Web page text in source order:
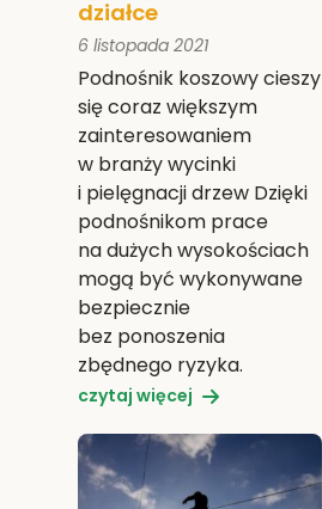
działce
6 listopada 2021
Podnośnik koszowy cieszy
się coraz większym
zainteresowaniem
w branży wycinki
i pielęgnacji drzew Dzięki
podnośnikom prace
na dużych wysokościach
mogą być wykonywane
bezpiecznie
bez ponoszenia
zbędnego ryzyka.
czytaj więcej